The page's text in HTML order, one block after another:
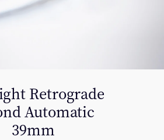
Retrograde
Automatic
39mm